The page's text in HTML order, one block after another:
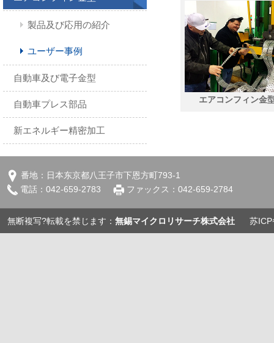
製品及び応用の紹介
ユーザー事例
自動車及び電子金型
自動車プレス部品
新エネルギー精密加工
エアコンフィン金
番地：日本东京都八王子市下恩方町793-1
電話：042-659-2783
ファックス：042-659-2784
無断複写?転載を禁じます： 無錫マイクロリサーチ株式会社 苏